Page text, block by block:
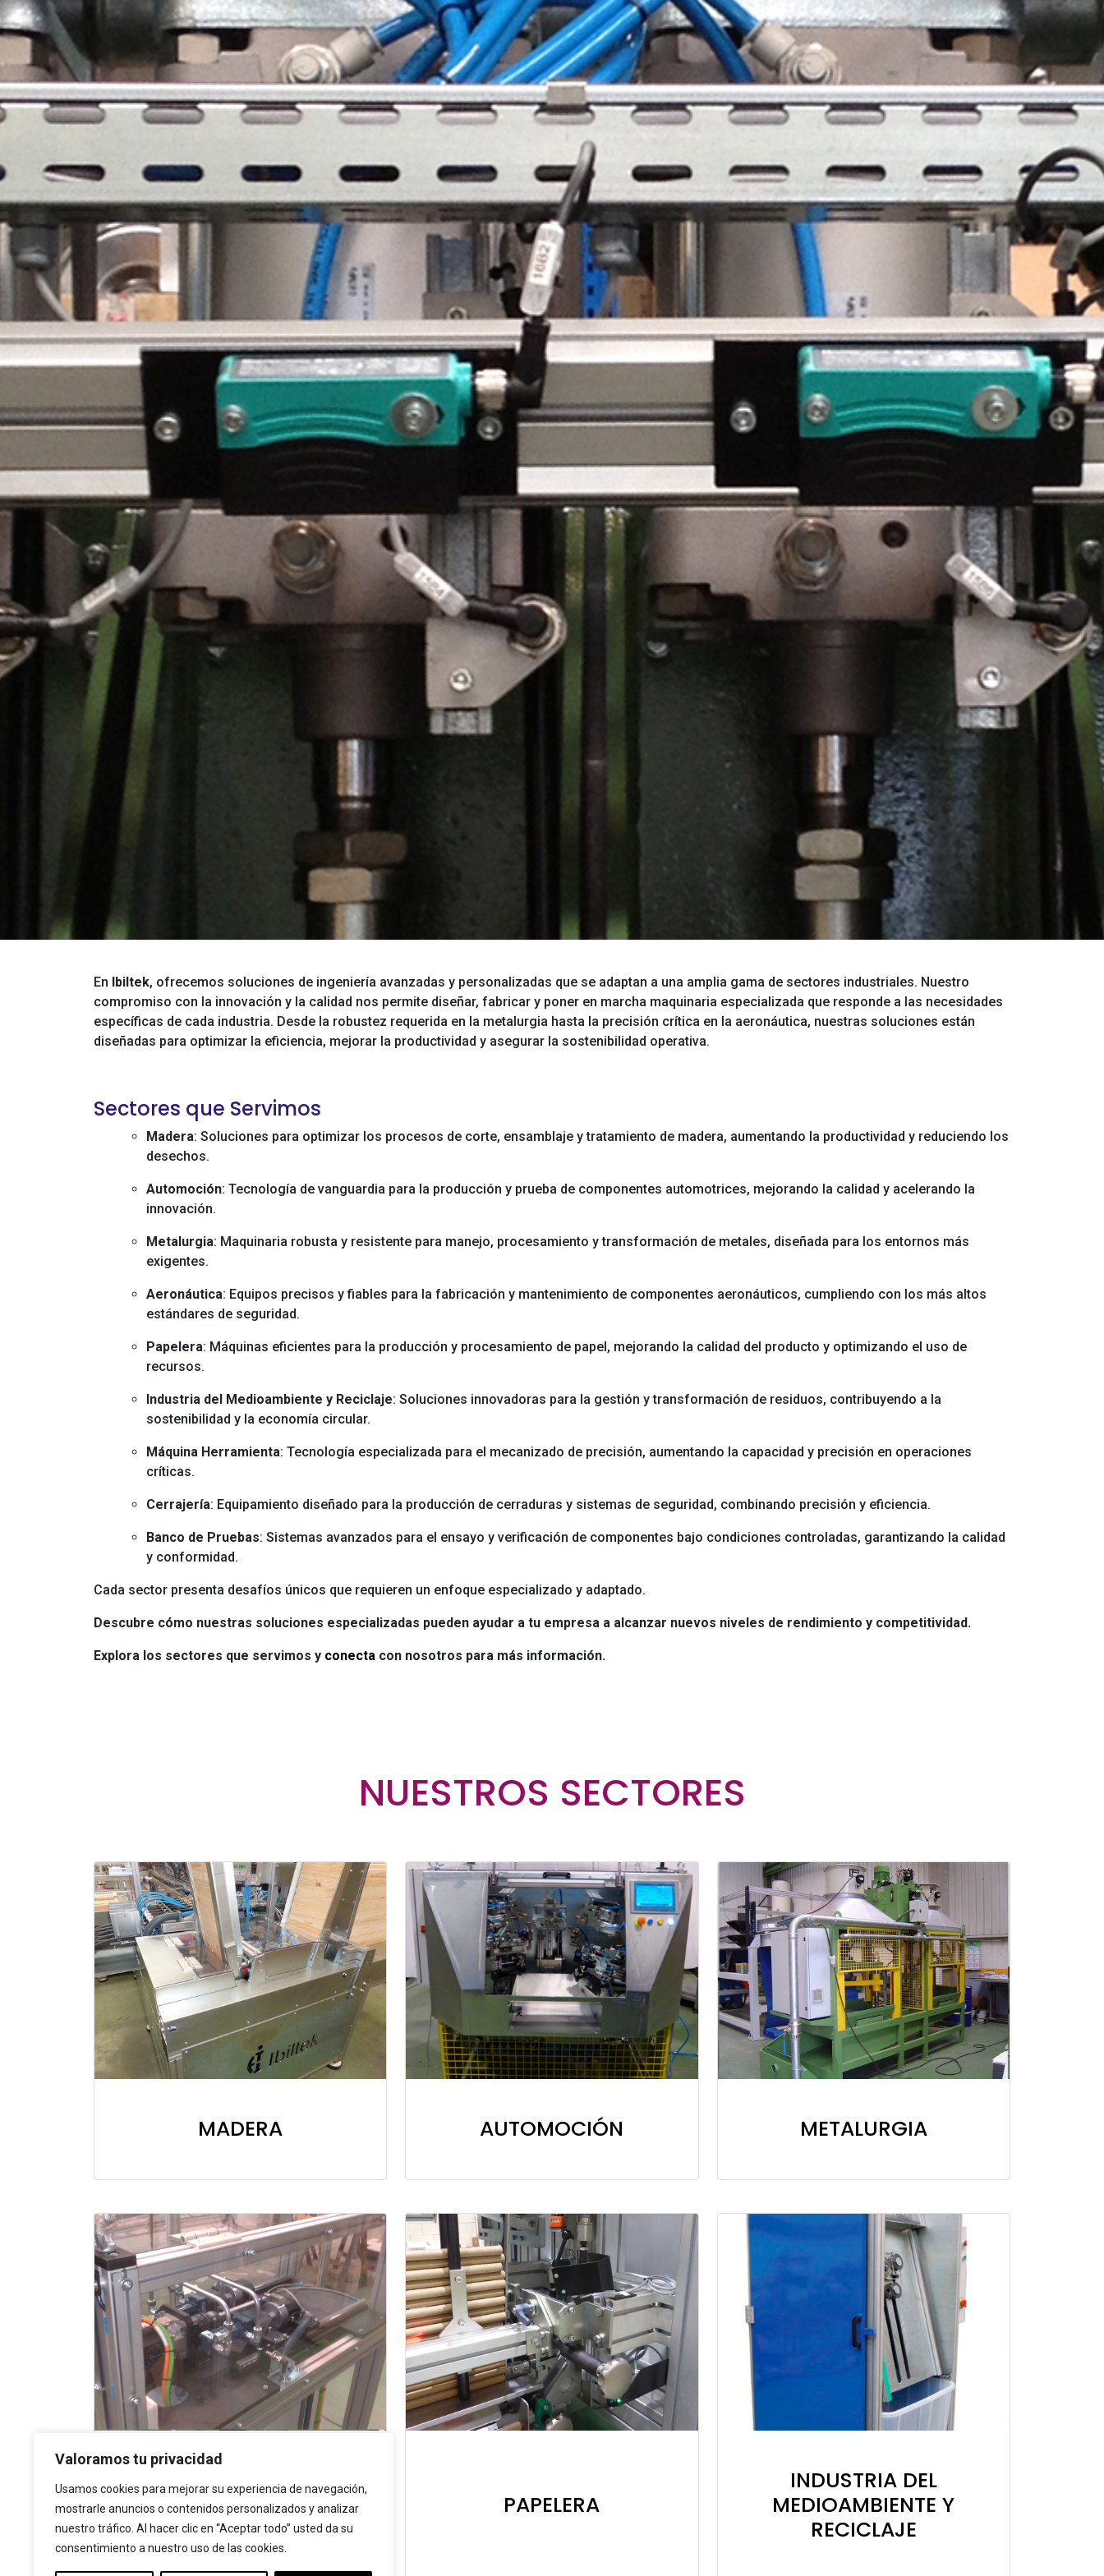
Valoramos tu privacidad
Usamos cookies para mejorar su experiencia de navegación,
mostrarle anuncios o contenidos personalizados y analizar
nuestro tráfico. Al hacer clic en “Aceptar todo” usted da su
consentimiento a nuestro uso de las cookies.
En Ibiltek, ofrecemos soluciones de ingeniería avanzadas y personalizadas que se adaptan a una amplia gama de sectores industriales. Nuestro
compromiso con la innovación y la calidad nos permite diseñar, fabricar y poner en marcha maquinaria especializada que responde a las necesidades
específicas de cada industria. Desde la robustez requerida en la metalurgia hasta la precisión crítica en la aeronáutica, nuestras soluciones están
diseñadas para optimizar la eficiencia, mejorar la productividad y asegurar la sostenibilidad operativa.
Sectores que Servimos
Madera: Soluciones para optimizar los procesos de corte, ensamblaje y tratamiento de madera, aumentando la productividad y reduciendo los
desechos.
Automoción: Tecnología de vanguardia para la producción y prueba de componentes automotrices, mejorando la calidad y acelerando la
innovación.
Metalurgia: Maquinaria robusta y resistente para manejo, procesamiento y transformación de metales, diseñada para los entornos más
exigentes.
Aeronáutica: Equipos precisos y fiables para la fabricación y mantenimiento de componentes aeronáuticos, cumpliendo con los más altos
estándares de seguridad.
Papelera: Máquinas eficientes para la producción y procesamiento de papel, mejorando la calidad del producto y optimizando el uso de
recursos.
Industria del Medioambiente y Reciclaje: Soluciones innovadoras para la gestión y transformación de residuos, contribuyendo a la
sostenibilidad y la economía circular.
Máquina Herramienta: Tecnología especializada para el mecanizado de precisión, aumentando la capacidad y precisión en operaciones
críticas.
Cerrajería: Equipamiento diseñado para la producción de cerraduras y sistemas de seguridad, combinando precisión y eficiencia.
Banco de Pruebas: Sistemas avanzados para el ensayo y verificación de componentes bajo condiciones controladas, garantizando la calidad
y conformidad.
Cada sector presenta desafíos únicos que requieren un enfoque especializado y adaptado.
Descubre cómo nuestras soluciones especializadas pueden ayudar a tu empresa a alcanzar nuevos niveles de rendimiento y competitividad.
Explora los sectores que servimos y conecta con nosotros para más información.
NUESTROS SECTORES
MADERA AUTOMOCIÓN METALURGIA
AERONAÚTICA PAPELERA
INDUSTRIA DEL
MEDIOAMBIENTE Y
RECICLAJE